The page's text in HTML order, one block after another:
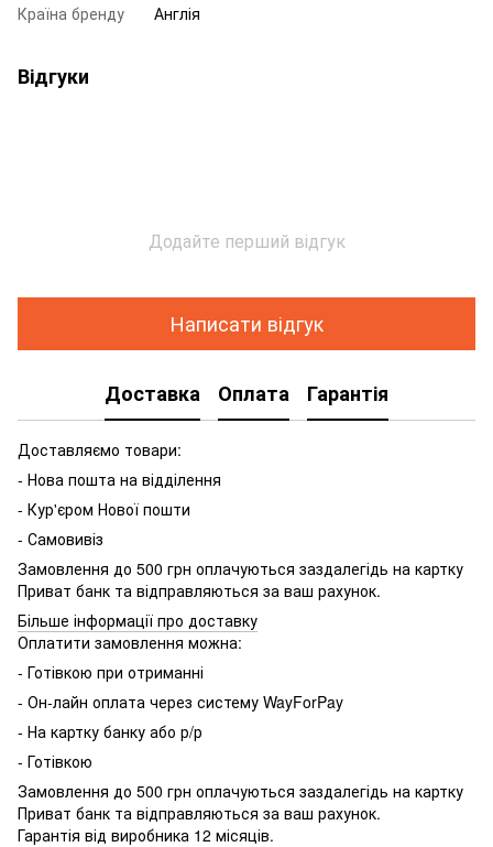
Країна бренду
Англія
Відгуки
Додайте перший відгук
Написати відгук
Доставка Оплата Гарантія
Доставляємо товари:
- Нова пошта на відділення
- Кур'єром Нової пошти
- Самовивіз
Замовлення до 500 грн оплачуються заздалегідь на картку
Приват банк та відправляються за ваш рахунок.
Більше інформації про доставку
Оплатити замовлення можна:
- Готівкою при отриманні
- Он-лайн оплата через систему WayForPay
- На картку банку або р/р
- Готівкою
Замовлення до 500 грн оплачуються заздалегідь на картку
Приват банк та відправляються за ваш рахунок.
Гарантія від виробника 12 місяців.